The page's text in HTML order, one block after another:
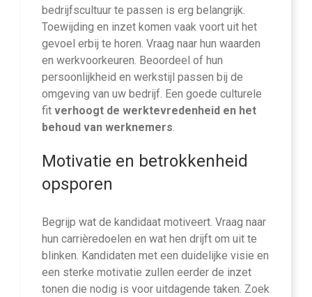
bedrijfscultuur te passen is erg belangrijk.
Toewijding en inzet komen vaak voort uit het
gevoel erbij te horen. Vraag naar hun waarden
en werkvoorkeuren. Beoordeel of hun
persoonlijkheid en werkstijl passen bij de
omgeving van uw bedrijf. Een goede culturele
fit verhoogt de werktevredenheid en het
behoud van werknemers.
Motivatie en betrokkenheid
opsporen
Begrijp wat de kandidaat motiveert. Vraag naar
hun carrièredoelen en wat hen drijft om uit te
blinken. Kandidaten met een duidelijke visie en
een sterke motivatie zullen eerder de inzet
tonen die nodig is voor uitdagende taken. Zoek